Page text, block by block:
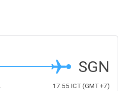
SGN
17:55 ICT(GMT +7)